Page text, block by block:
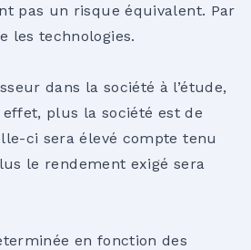
pas un risque équivalent. Par
les technologies.
dans la société à l’étude,
plus la société est de
ci sera élevé compte tenu
le rendement exigé sera
en fonction des